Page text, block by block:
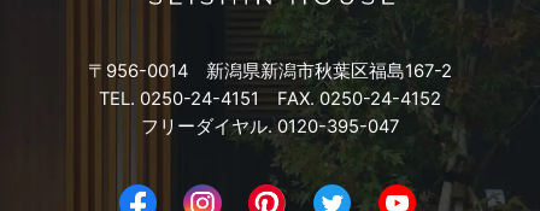
2023年6月
2023年4月
〒956-0014 新潟県新潟市秋葉区福島167-2
TEL. 0250-24-4151 FAX. 0250-24-4152
フリーダイヤル. 0120-395-047